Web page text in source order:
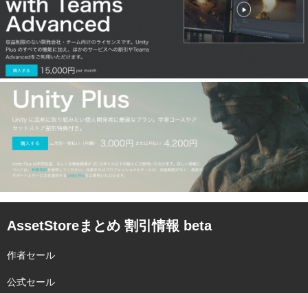
AssetStoreまとめ 割引情報 beta
作者セール
公式セール